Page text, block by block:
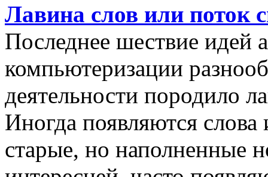
Лавина слов или поток
Последнее шествие идей
компьютеризации
деятельности породило
Иногда появляются
старые, но наполненные